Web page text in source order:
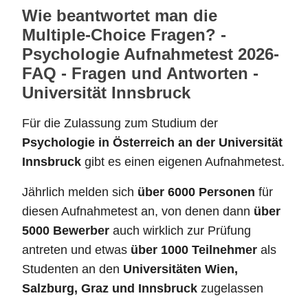
Do, 06. August 2026 | 32
Englisch Deutsch Spanisch
Wie beantwortet man die
Multiple-Choice Fragen? -
Psychologie Aufnahmetest 2026-
FAQ - Fragen und Antworten -
Universität Innsbruck
Für die Zulassung zum Studium der
Psychologie in Österreich an der Universität
Innsbruck gibt es einen eigenen Aufnahmetest.
Jährlich melden sich über 6000 Personen für
diesen Aufnahmetest an, von denen dann über
5000 Bewerber auch wirklich zur Prüfung
antreten und etwas über 1000 Teilnehmer als
Studenten an den Universitäten Wien,
Salzburg, Graz und Innsbruck zugelassen